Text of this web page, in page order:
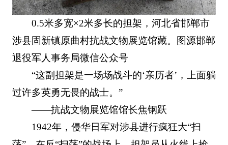
0.5米多宽×2米多长的担架，河北省邯郸市
涉县固新镇原曲村抗战文物展览馆藏。图源邯郸
退役军人事务局微信公众号
“这副担架是一场场战斗的‘亲历者’，上面躺
过许多英勇无畏的战士。”
——抗战文物展览馆馆长焦钢跃
1942年，侵华日军对涉县进行疯狂大“扫